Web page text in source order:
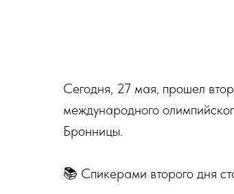
Сегодня, 27 мая, прошел
международного
Бронницы.
📚 Спикерами второго дня